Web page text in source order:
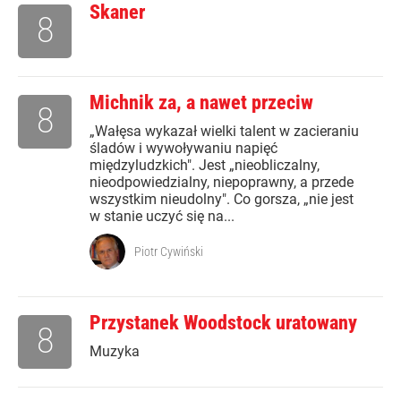
Skaner
8
Michnik za, a nawet przeciw
„Wałęsa wykazał wielki talent w zacieraniu
śladów i wywoływaniu napięć
międzyludzkich". Jest „nieobliczalny,
nieodpowiedzialny, niepoprawny, a przede
wszystkim nieudolny". Co gorsza, „nie jest
w stanie uczyć się na...
8
Piotr Cywiński
Przystanek Woodstock uratowany
Muzyka
8